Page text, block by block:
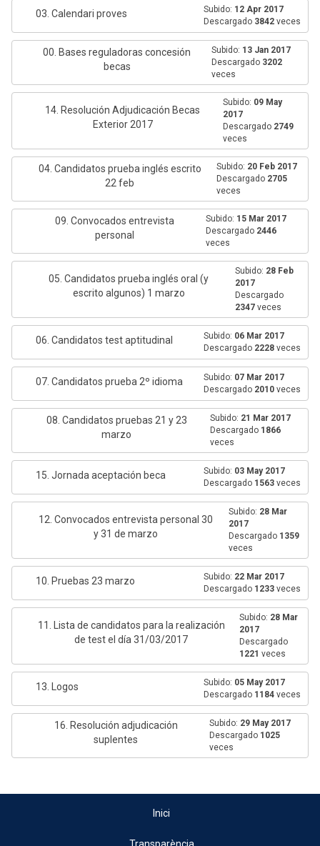
03. Calendari proves Subido: 12 Apr 2017
Descargado 3842 veces
00. Bases reguladoras concesión
becas
Subido: 13 Jan 2017
Descargado 3202
veces
14. Resolución Adjudicación Becas
Exterior 2017
Subido: 09 May
2017
Descargado 2749
veces
04. Candidatos prueba inglés escrito
22 feb
Subido: 20 Feb 2017
Descargado 2705
veces
09. Convocados entrevista
personal
Subido: 15 Mar 2017
Descargado 2446
veces
05. Candidatos prueba inglés oral (y
escrito algunos) 1 marzo
Subido: 28 Feb
2017
Descargado
2347veces
06. Candidatos test aptitudinal Subido: 06 Mar 2017
Descargado 2228 veces
07. Candidatos prueba 2º idioma Subido: 07 Mar 2017
Descargado 2010 veces
08. Candidatos pruebas 21 y 23
marzo
Subido: 21 Mar 2017
Descargado 1866
veces
15. Jornada aceptación beca Subido: 03 May 2017
Descargado 1563 veces
12. Convocados entrevista personal 30
y 31 de marzo
Subido: 28 Mar
2017
Descargado 1359
veces
10. Pruebas 23 marzo Subido: 22 Mar 2017
Descargado 1233 veces
11. Lista de candidatos para la realización
de test el día 31/03/2017
Subido: 28 Mar
2017
Descargado
1221 veces
13. Logos Subido: 05 May 2017
Descargado 1184 veces
16. Resolución adjudicación
suplentes
Subido: 29 May 2017
Descargado 1025
veces
Inici